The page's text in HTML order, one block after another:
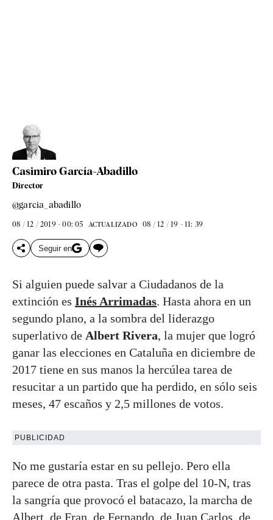
Casimiro García-Abadillo
Director
@garcia_abadillo
08 / 12 / 2019 - 00: 05 ACTUALIZADO 08 / 12 / 19 - 11: 39
Seguir en
Si alguien puede salvar a Ciudadanos de la
extinción es Inés Arrimadas. Hasta ahora en un
segundo plano, a la sombra del liderazgo
superlativo de Albert Rivera, la mujer que logró
ganar las elecciones en Cataluña en diciembre de
2017 tiene en sus manos la hercúlea tarea de
resucitar a un partido que ha perdido, en sólo seis
meses, 47 escaños y 2,5 millones de votos.
PUBLICIDAD
No me gustaría estar en su pellejo. Pero ella
parece de otra pasta. Tras el golpe del 10-N, tras
la sangría que provocó el batacazo, la marcha de
Albert, de Fran, de Fernando, de Juan Carlos, de